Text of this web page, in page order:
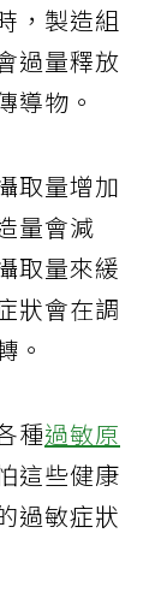
，製造組
過量釋放
導物。
取量增加
量會減
取量來緩
狀會在調
。
種過敏原
這些健康
過敏症狀